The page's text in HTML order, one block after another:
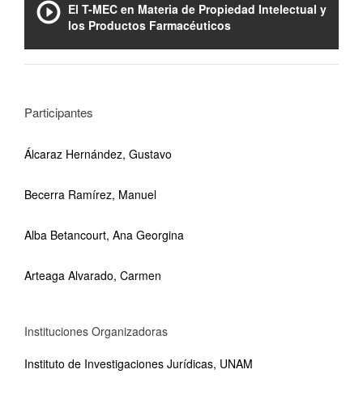
El T-MEC en Materia de Propiedad Intelectual y
los Productos Farmacéuticos
Participantes
Álcaraz Hernández, Gustavo
Becerra Ramírez, Manuel
Alba Betancourt, Ana Georgina
Arteaga Alvarado, Carmen
Instituciones Organizadoras
Instituto de Investigaciones Jurídicas, UNAM